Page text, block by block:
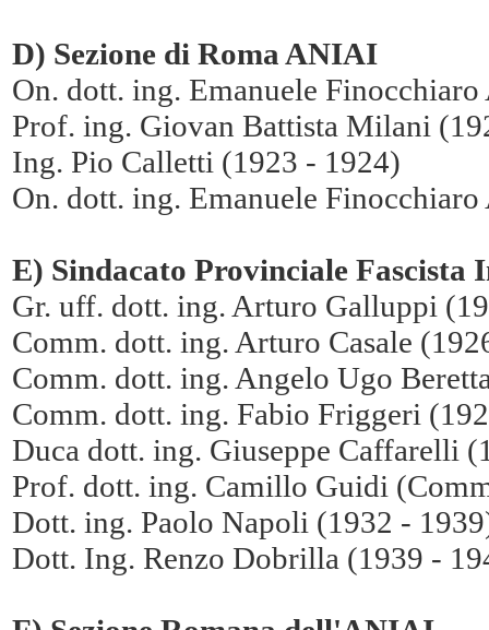
D) Sezione di Roma ANIAI
On. dott. ing. Emanuele
Prof. ing. Giovan Battista Milani
Ing. Pio Calletti (1923 - 1924)
On. dott. ing. Emanuele
E) Sindacato Provinciale Fascista
Gr. uff. dott. ing. Arturo Galluppi
Comm. dott. ing. Arturo Casale
Comm. dott. ing. Angelo Ugo
Comm. dott. ing. Fabio Friggeri
Duca dott. ing. Giuseppe Caffarelli
Prof. dott. ing. Camillo Guidi
Dott. ing. Paolo Napoli (1932 -
Dott. Ing. Renzo Dobrilla (1939 -